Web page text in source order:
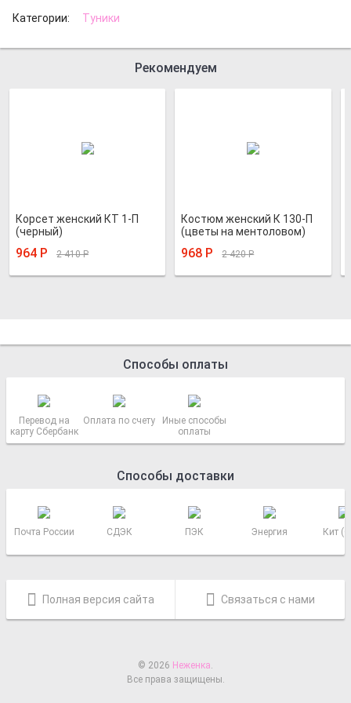
Категории: Туники
Рекомендуем
Корсет женский КТ 1-П
(черный)
964 Р 2 410Р
Костюм женский К 130-П
(цветы на ментоловом)
968 Р 2 420Р
Способы оплаты
Перевод на
карту Сбербанк
Оплата по счету
Иные способы
оплаты
Способы доставки
Почта России СДЭК ПЭК Энергия Кит
Полная версия сайта Связаться с нами
© 2026 Неженка.
Все права защищены.